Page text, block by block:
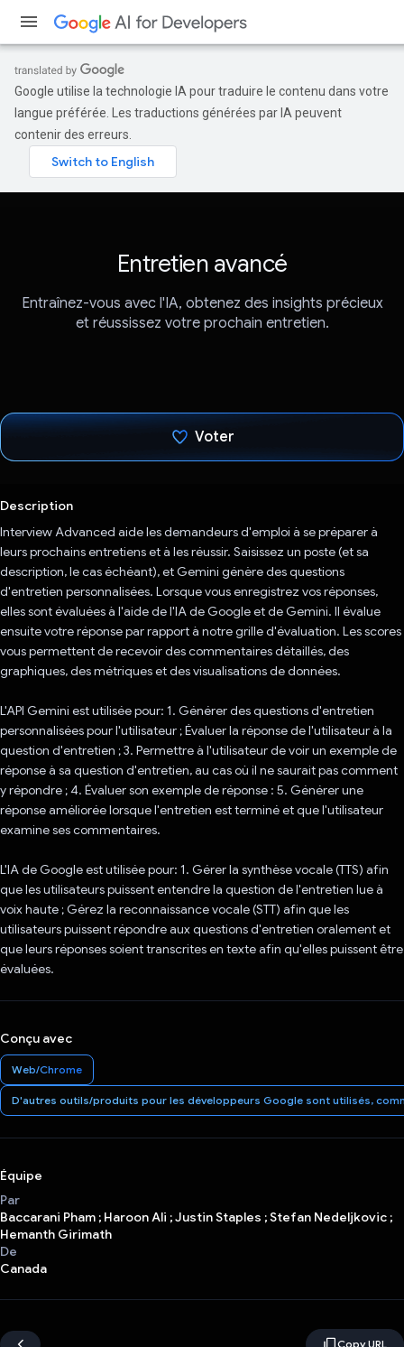
Google utilise la technologie IA pour traduire le contenu dans votre
langue préférée. Les traductions générées par IA peuvent
contenir des erreurs.
Entretien avancé
Entraînez-vous avec l'IA, obtenez des insights précieux
et réussissez votre prochain entretien.
Voter
Description
Interview Advanced aide les demandeurs d'emploi à se préparer à
leurs prochains entretiens et à les réussir. Saisissez un poste (et sa
description, le cas échéant), et Gemini génère des questions
d'entretien personnalisées. Lorsque vous enregistrez vos réponses,
elles sont évaluées à l'aide de l'IA de Google et de Gemini. Il évalue
ensuite votre réponse par rapport à notre grille d'évaluation. Les scores
vous permettent de recevoir des commentaires détaillés, des
graphiques, des métriques et des visualisations de données.
L'API Gemini est utilisée pour: 1. Générer des questions d'entretien
personnalisées pour l'utilisateur ; Évaluer la réponse de l'utilisateur à la
question d'entretien ; 3. Permettre à l'utilisateur de voir un exemple de
réponse à sa question d'entretien, au cas où il ne saurait pas comment
y répondre ; 4. Évaluer son exemple de réponse : 5. Générer une
réponse améliorée lorsque l'entretien est terminé et que l'utilisateur
examine ses commentaires.
L'IA de Google est utilisée pour: 1. Gérer la synthèse vocale (TTS) afin
que les utilisateurs puissent entendre la question de l'entretien lue à
voix haute ; Gérez la reconnaissance vocale (STT) afin que les
utilisateurs puissent répondre aux questions d'entretien oralement et
que leurs réponses soient transcrites en texte afin qu'elles puissent être
évaluées.
Conçu avec
Web/Chrome
D'autres outils/produits pour les développeurs Google sont utilisés,
Équipe
Par
Baccarani Pham ; Haroon Ali ; Justin Staples ; Stefan Nedeljkovic ;
Hemanth Girimath
De
Canada